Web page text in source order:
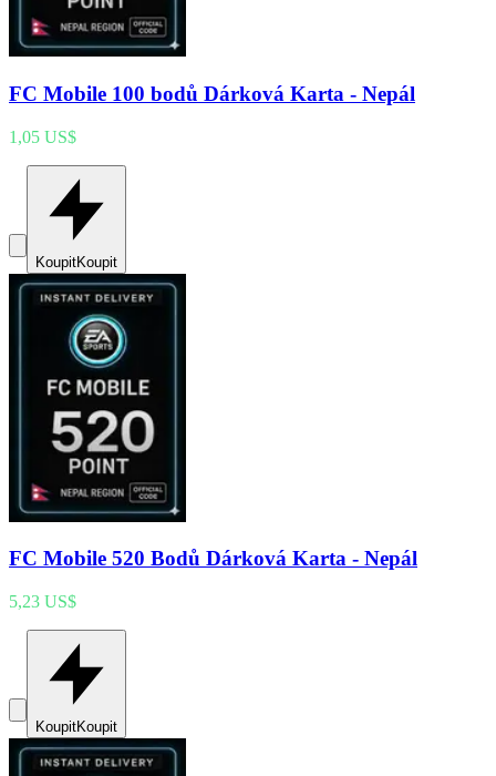
FC Mobile 100 bodů Dárková Karta - Nepál
1,05 US$
KoupitKoupit
FC Mobile 520 Bodů Dárková Karta - Nepál
5,23 US$
KoupitKoupit